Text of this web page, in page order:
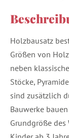
Holzbausatz
Größen von
neben
Stöcke,
sind zusätzlich
Bauwerke
Grundgröße